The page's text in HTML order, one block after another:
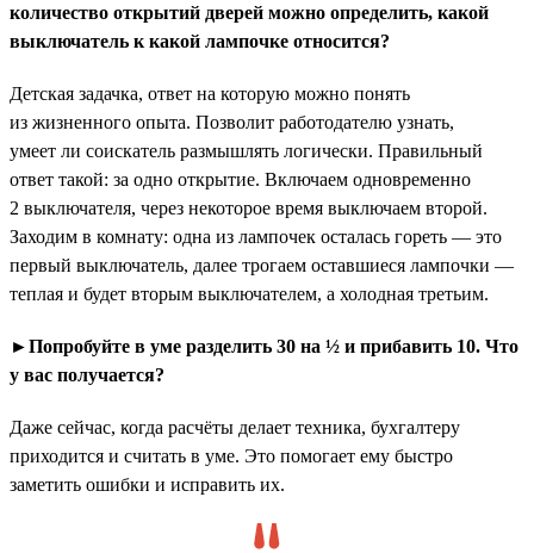
количество открытий дверей можно определить, какой
выключатель к какой лампочке относится?
Детская задачка, ответ на которую можно понять
из жизненного опыта. Позволит работодателю узнать,
умеет ли соискатель размышлять логически. Правильный
ответ такой: за одно открытие. Включаем одновременно
2 выключателя, через некоторое время выключаем второй.
Заходим в комнату: одна из лампочек осталась гореть — это
первый выключатель, далее трогаем оставшиеся лампочки —
теплая и будет вторым выключателем, а холодная третьим.
►Попробуйте в уме разделить 30 на ½ и прибавить 10. Что
у вас получается?
Даже сейчас, когда расчёты делает техника, бухгалтеру
приходится и считать в уме. Это помогает ему быстро
заметить ошибки и исправить их.